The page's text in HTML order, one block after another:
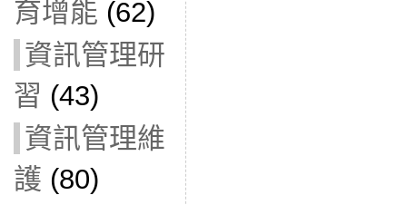
育增能 (62)
資訊管理研
習 (43)
資訊管理維
護 (80)